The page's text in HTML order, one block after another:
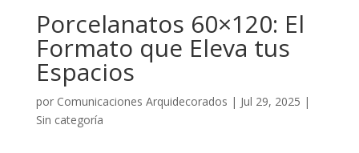
Porcelanatos 60×120: El
Formato que Eleva tus
Espacios
por Comunicaciones Arquidecorados | Jul 29, 2025 |
Sin categoría